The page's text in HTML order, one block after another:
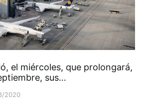
el miércoles, que prolongará,
sus…
2020